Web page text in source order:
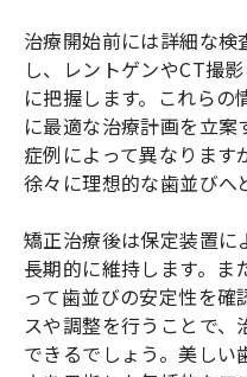
治療開始前には詳細な
し、レントゲンやCT撮
に把握します。これらの
に最適な治療計画を立
症例によって異なります
徐々に理想的な歯並びへ
矯正治療後は保定装置に
長期的に維持します。ま
って歯並びの安定性を
スや調整を行うことで
できるでしょう。美し